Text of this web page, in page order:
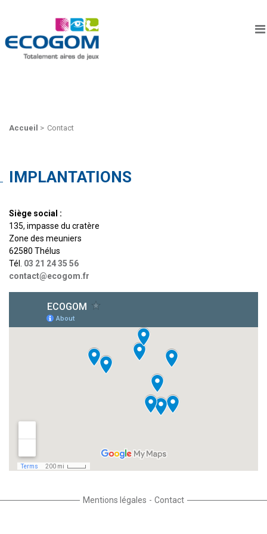
Accueil > Contact
IMPLANTATIONS
Siège social :
135, impasse du cratère
Zone des meuniers
62580 Thélus
Tél. 03 21 24 35 56
contact@ecogom.fr
Mentions légales Contact